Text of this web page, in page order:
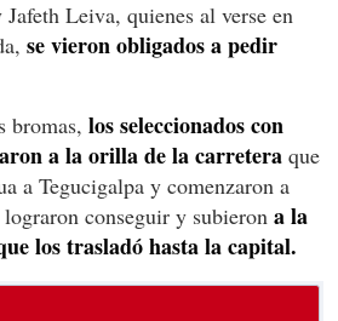
Leiva, quienes al verse en
se vieron obligados a pedir
bromas, los seleccionados con
a la orilla de la carretera que
a Tegucigalpa y comenzaron a
conseguir y subieron a la
los trasladó hasta la capital.